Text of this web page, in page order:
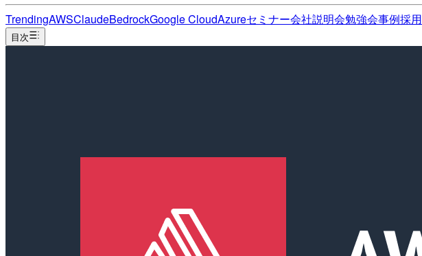
TrendingAWSClaudeBedrockGoogle CloudAzureセミナー会社説明会勉強会事例採用
目次